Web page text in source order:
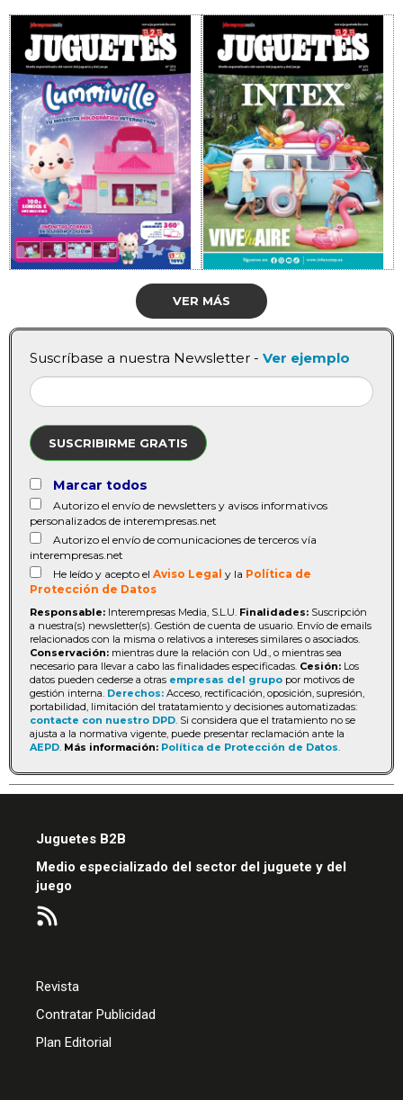
VER MÁS
Suscríbase a nuestra Newsletter - Ver ejemplo
SUSCRIBIRME GRATIS
Marcar todos
Autorizo el envío de newsletters y avisos informativos
personalizados de interempresas.net
Autorizo el envío de comunicaciones de terceros vía
interempresas.net
He leído y acepto el Aviso Legal y la Política de
Protección de Datos
Responsable: Interempresas Media, S.L.U. Finalidades: Suscripción
a nuestra(s) newsletter(s). Gestión de cuenta de usuario. Envío de emails
relacionados con la misma o relativos a intereses similares o asociados.
Conservación: mientras dure la relación con Ud., o mientras sea
necesario para llevar a cabo las finalidades especificadas. Cesión: Los
datos pueden cederse a otras empresas del grupo por motivos de
gestión interna. Derechos: Acceso, rectificación, oposición, supresión,
portabilidad, limitación del tratatamiento y decisiones automatizadas:
contacte con nuestro DPD . Si considera que el tratamiento no se
ajusta a la normativa vigente, puede presentar reclamación ante la
AEPD Más información: Política de Protección de Datos
Juguetes B2B
Medio especializado del sector del juguete y del
juego
Revista
Contratar Publicidad
Plan Editorial